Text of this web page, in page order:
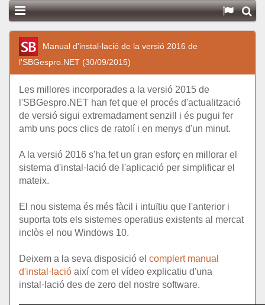
Manual d'instal·lació de la versió 2016 de
l'SBGespro.NET (30/09/2015)
Les millores incorporades a la versió 2015 de
l'SBGespro.NET han fet que el procés d'actualització
de versió sigui extremadament senzill i és pugui fer
amb uns pocs clics de ratolí i en menys d'un minut.
A la versió 2016 s'ha fet un gran esforç en millorar el
sistema d'instal·lació de l'aplicació per simplificar el
mateix.
El nou sistema és més fàcil i intuïtiu que l'anterior i
suporta tots els sistemes operatius existents al mercat
inclòs el nou Windows 10.
Deixem a la seva disposició el complert manual
d'instal·lació així com el vídeo explicatiu d'una
instal·lació des de zero del nostre software.